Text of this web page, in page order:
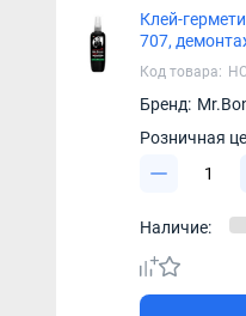
Клей-
707,
Код товара:
Бренд:
Розничная
Наличие: